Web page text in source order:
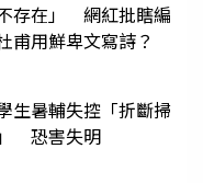
存在」 網紅批瞎編
甫用鮮卑文寫詩？
生暑輔失控「折斷掃
恐害失明